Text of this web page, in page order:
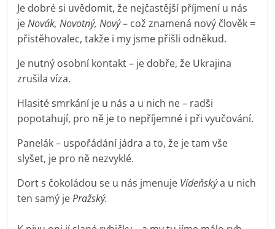
Je dobré si uvědomit, že nejčastější příjmení u nás
jeNovák, Novotný, Nový– což znamená nový člověk =
přistěhovalec, takže i my jsme přišli odněkud.
Je nutný osobní kontakt – je dobře, že Ukrajina
zrušila víza.
Hlasité smrkání je u nás a u nich ne – radši
popotahují, pro ně je to nepříjemné i při vyučování.
Panelák – uspořádání jádra a to, že je tam vše
slyšet, je pro ně nezvyklé.
Dort s čokoládou se u nás jmenuje Vídeňskýa u nich
ten samý jePražský.